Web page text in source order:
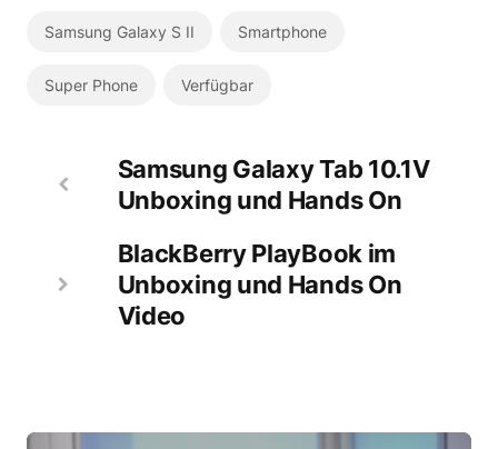
Samsung Galaxy S II Smartphone
Super Phone Verfügbar
Samsung Galaxy Tab 10.1V
Unboxing und Hands On
BlackBerry PlayBook im
Unboxing und Hands On
Video